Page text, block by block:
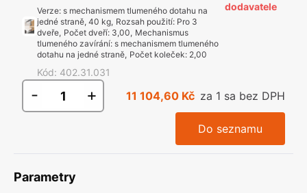
Verze: s mechanismem tlumeného dotahu na
jedné straně, 40 kg, Rozsah použití: Pro 3
dveře, Počet dveří: 3,00, Mechanismus
tlumeného zavírání: s mechanismem tlumeného
dotahu na jedné straně, Počet koleček: 2,00
Kód: 402.31.031
dodavatele
- + 11 104,60 Kč za 1 sa bez DPH
Do seznamu
Parametry